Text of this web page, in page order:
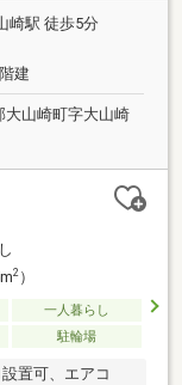
崎駅 徒歩5分
建
大山崎町字大山崎
2）
一人暮らし
駐輪場
置可、エアコ